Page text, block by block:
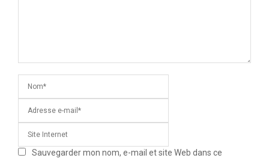
Sauvegarder mon nom, e-mail et site Web dans ce